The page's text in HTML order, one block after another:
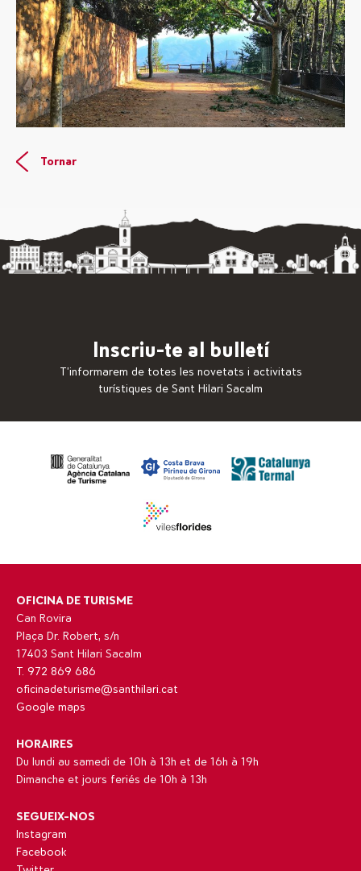
Tornar
Inscriu-te al bulletí
T’informarem de totes les novetats i activitats
turístiques de Sant Hilari Sacalm
OFICINA DE TURISME
Can Rovira
Plaça Dr. Robert, s/n
17403 Sant Hilari Sacalm
T. 972 869 686
oficinadeturisme@santhilari.cat
Google maps
HORAIRES
Du lundi au samedi de 10h à 13h et de 16h à 19h
Dimanche et jours feriés de 10h à 13h
SEGUEIX-NOS
Instagram
Facebook